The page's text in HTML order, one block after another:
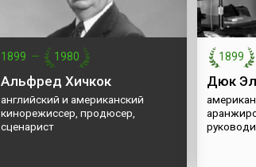
1899 — 1980
Альфред Хичкок
английский и американский
кинорежиссер, продюсер,
сценарист
1899
Дюк